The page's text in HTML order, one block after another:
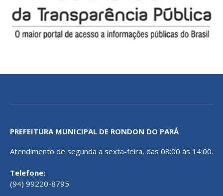
PREFEITURA MUNICIPAL DE RONDON DO PARÁ
Atendimento de segunda a sexta-feira, das 08:00 às 14:00.
Telefone:
(94) 99220-8795